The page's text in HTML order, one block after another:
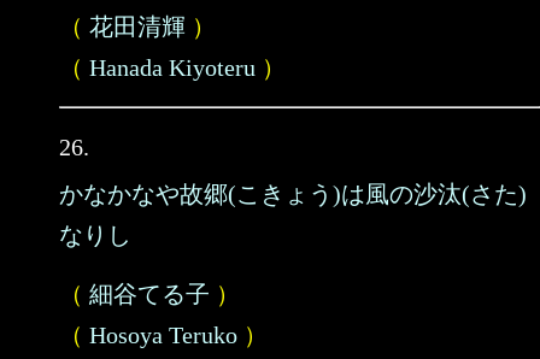
（ 花田清輝 ）
（ Hanada Kiyoteru ）
26.
かなかなや故郷(こきょう)は風の沙汰(さた)
なりし
（ 細谷てる子 ）
（ Hosoya Teruko ）